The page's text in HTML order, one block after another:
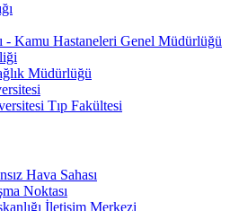
- Kamu Hastaneleri Genel Müdürlüğü
Müdürlüğü
Tıp Fakültesi
Hava Sahası
Noktası
İletişim Merkezi